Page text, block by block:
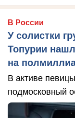
В России
У солистки
Топурии
на
В активе
подмосковный